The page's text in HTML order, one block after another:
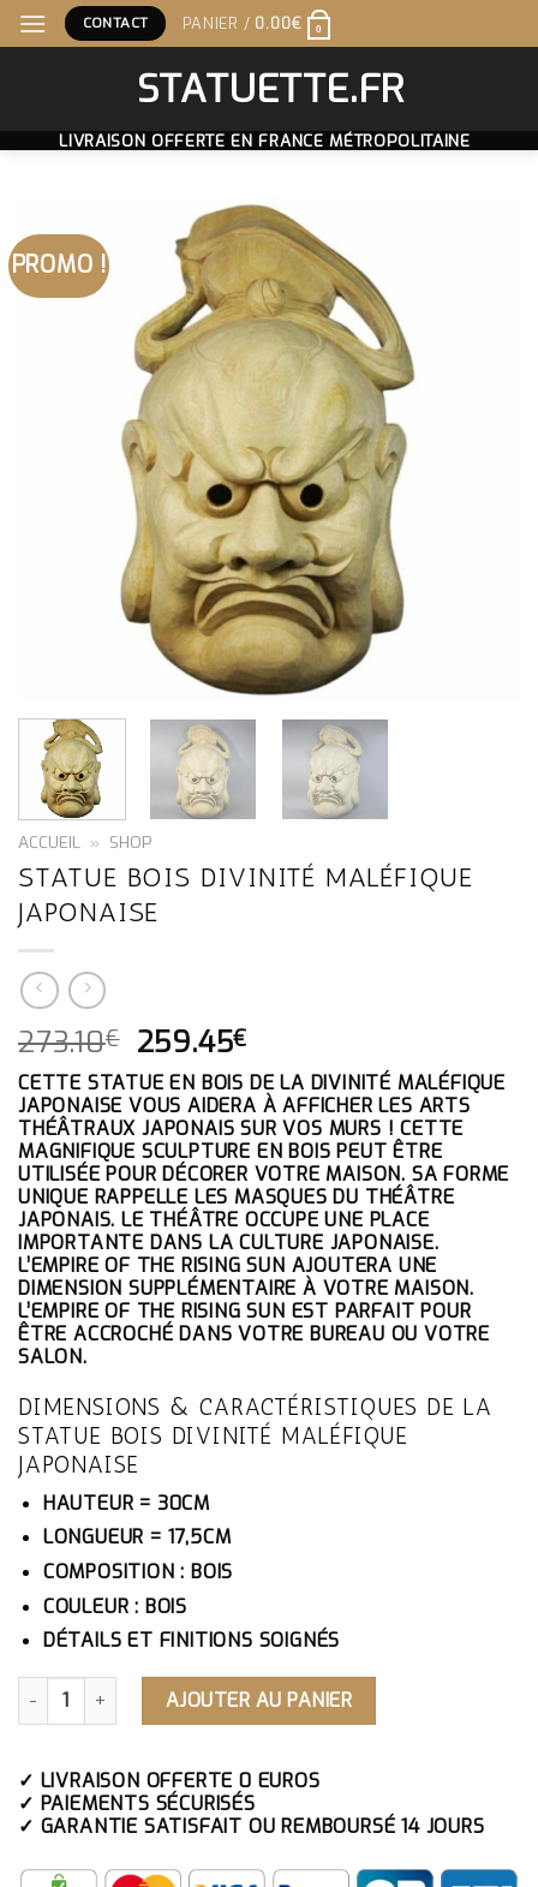
Skip
to
CONTACT PANIER / 0.00€ 0
STATUETTE.FR
LIVRAISON OFFERTE EN FRANCE MÉTROPOLITAINE
PROMO !
ACCUEIL » SHOP
STATUE BOIS DIVINITÉ MALÉFIQUE
JAPONAISE
273.10€ LE
PRIX
INITIAL
ÉTAIT :
273.10€.
259.45€
PRIX
ACTUEL
EST :
259.45€.
CETTE STATUE EN BOIS DE LA DIVINITÉ MALÉFIQUE
JAPONAISE VOUS AIDERA À AFFICHER LES ARTS
THÉÂTRAUX JAPONAIS SUR VOS MURS ! CETTE
MAGNIFIQUE SCULPTURE EN BOIS PEUT ÊTRE
UTILISÉE POUR DÉCORER VOTRE MAISON. SA FORME
UNIQUE RAPPELLE LES MASQUES DU THÉÂTRE
JAPONAIS. LE THÉÂTRE OCCUPE UNE PLACE
IMPORTANTE DANS LA CULTURE JAPONAISE.
L’EMPIRE OF THE RISING SUN AJOUTERA UNE
DIMENSION SUPPLÉMENTAIRE À VOTRE MAISON.
L’EMPIRE OF THE RISING SUN EST PARFAIT POUR
ÊTRE ACCROCHÉ DANS VOTRE BUREAU OU VOTRE
SALON.
DIMENSIONS & CARACTÉRISTIQUES DE LA
STATUE BOIS DIVINITÉ MALÉFIQUE
JAPONAISE
HAUTEUR = 30CM
LONGUEUR = 17,5CM
COMPOSITION : BOIS
COULEUR : BOIS
DÉTAILS ET FINITIONS SOIGNÉS
QUANTITÉ DE STATUE BOIS DIVINITÉ MALÉFIQUE
AJOUTER AU PANIER
✓ LIVRAISON OFFERTE 0 EUROS
✓ PAIEMENTS SÉCURISÉS
✓ GARANTIE SATISFAIT OU REMBOURSÉ 14 JOURS